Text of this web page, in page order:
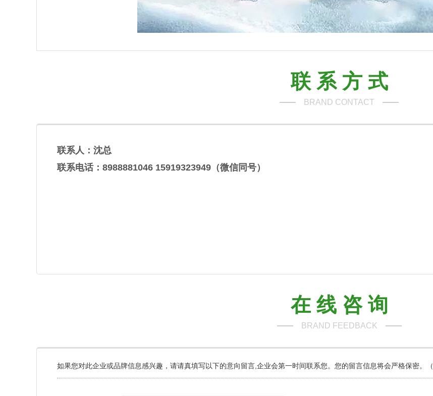
联 系 方 式
BRAND CONTACT
联系人：沈总
联系电话：8988881046 15919323949（微信同号）
在 线 咨 询
BRAND FEEDBACK
如果您对此企业或品牌信息感兴趣，请请真填写以下的意向留言,企业会第一时间联系您。您的留言信息将会严格保密。（